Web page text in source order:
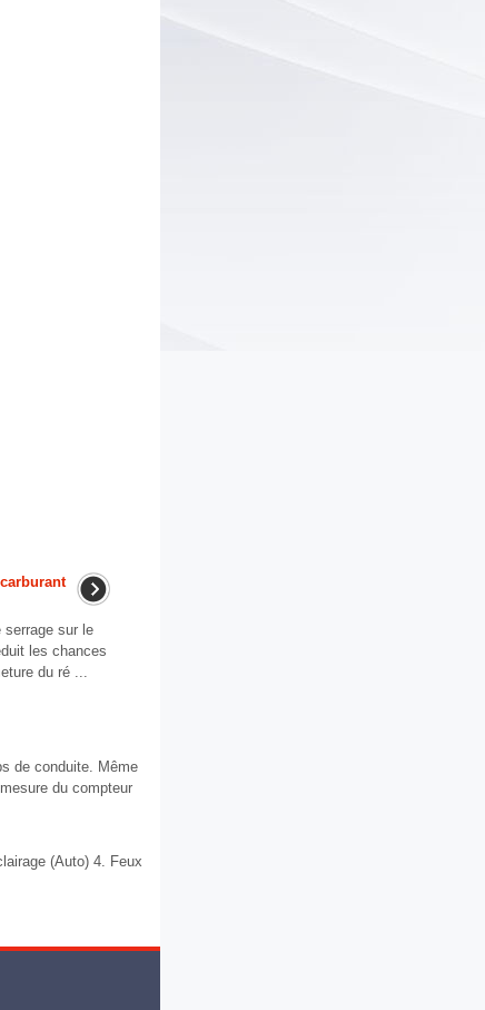
serrage sur le
les chances
du ré ...
de conduite. Même
du compteur
(Auto) 4. Feux